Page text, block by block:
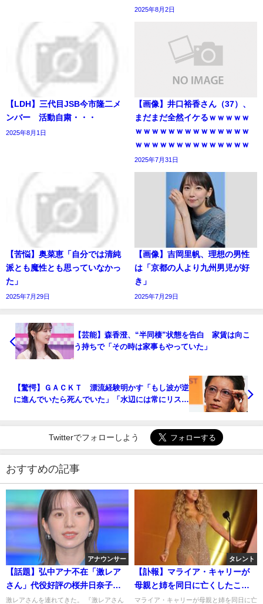
2025年8月2日
【LDH】三代目JSB今市隆二メ
ンバー 活動自粛・・・
2025年8月1日
【画像】井口裕香さん（37）、
まだまだ全然イケるｗｗｗｗｗ
ｗｗｗｗｗｗｗｗｗｗｗｗｗｗ
ｗｗｗｗｗｗｗｗｗｗｗｗｗｗ
2025年7月31日
【苦悩】奥菜恵「自分では清純
派とも魔性とも思っていなかっ
た」
2025年7月29日
【画像】吉岡里帆、理想の男性
は「京都の人より九州男児が好
き」
2025年7月29日
【芸能】森香澄、“半同棲”状態を告白 家賃は向こ
う持ちで「その時は家事もやっていた」
【驚愕】ＧＡＣＫＴ 漂流経験明かす「もし波が逆
に進んでいたら死んでいた」「水辺には常にリスク
Twitterでフォローしよう
おすすめの記事
アナウンサー
【話題】弘中アナ不在「激レア
さん」代役好評の桜井日奈子が
再び登場で“大暴れ”・・・∑(ﾟ
激レアさんを連れてきた。 『激レアさん
タレント
【訃報】マライア・キャリーが
母親と姉を同日に亡くしたこと
を公表 死因などは明かされず
マライア・キャリーが母親と姉を同日に亡